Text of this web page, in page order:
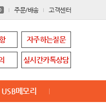
주문/배송 고객센터
자주하는질문
실시간카톡상담
USB메모리